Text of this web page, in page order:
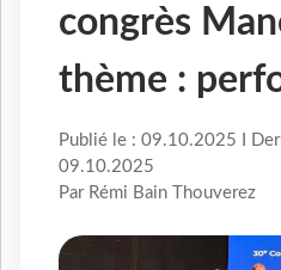
congrès
thème :
Publié le : 09.10.2025 I
09.10.2025
Par Rémi Bain Thouverez